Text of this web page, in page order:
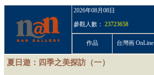
2026年08月08日
參觀人數： 23723658
作品 台灣画 OnLine
夏日遊：四季之美探訪（一）